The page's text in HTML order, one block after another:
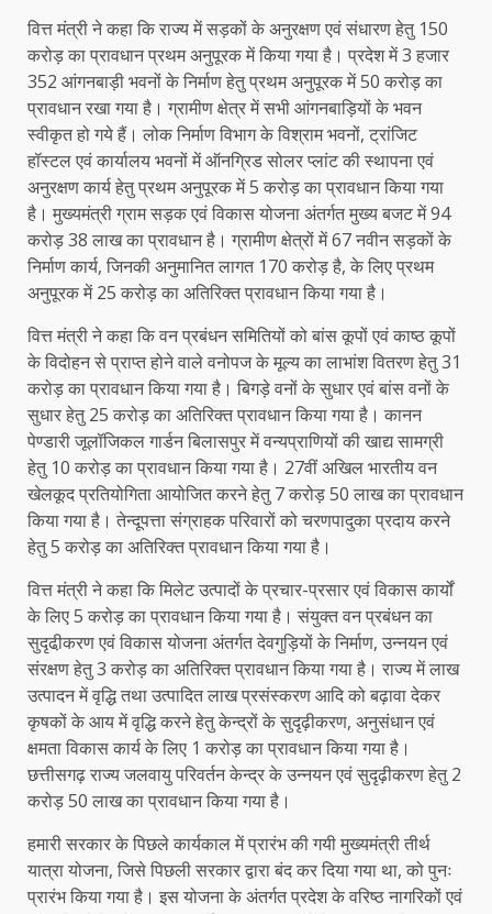
वित्त मंत्री ने कहा कि राज्य में सड़कों के अनुरक्षण एवं संधारण हेतु 150
करोड़ का प्रावधान प्रथम अनुपूरक में किया गया है। प्रदेश में 3 हजार
352 आंगनबाड़ी भवनों के निर्माण हेतु प्रथम अनुपूरक में 50 करोड़ का
प्रावधान रखा गया है। ग्रामीण क्षेत्र में सभी आंगनबाड़ियों के भवन
स्वीकृत हो गये हैं। लोक निर्माण विभाग के विश्राम भवनों, ट्रांजिट
हॉस्टल एवं कार्यालय भवनों में ऑनग्रिड सोलर प्लांट की स्थापना एवं
अनुरक्षण कार्य हेतु प्रथम अनुपूरक में 5 करोड़ का प्रावधान किया गया
है। मुख्यमंत्री ग्राम सड़क एवं विकास योजना अंतर्गत मुख्य बजट में 94
करोड़ 38 लाख का प्रावधान है। ग्रामीण क्षेत्रों में 67 नवीन सड़कों के
निर्माण कार्य, जिनकी अनुमानित लागत 170 करोड़ है, के लिए प्रथम
अनुपूरक में 25 करोड़ का अतिरिक्त प्रावधान किया गया है।
वित्त मंत्री ने कहा कि वन प्रबंधन समितियों को बांस कूपों एवं काष्ठ कूपों
के विदोहन से प्राप्त होने वाले वनोपज के मूल्य का लाभांश वितरण हेतु 31
करोड़ का प्रावधान किया गया है। बिगड़े वनों के सुधार एवं बांस वनों के
सुधार हेतु 25 करोड़ का अतिरिक्त प्रावधान किया गया है। कानन
पेण्डारी जूलॉजिकल गार्डन बिलासपुर में वन्यप्राणियों की खाद्य सामग्री
हेतु 10 करोड़ का प्रावधान किया गया है। 27वीं अखिल भारतीय वन
खेलकूद प्रतियोगिता आयोजित करने हेतु 7 करोड़ 50 लाख का प्रावधान
किया गया है। तेन्दूपत्ता संग्राहक परिवारों को चरणपादुका प्रदाय करने
हेतु 5 करोड़ का अतिरिक्त प्रावधान किया गया है।
वित्त मंत्री ने कहा कि मिलेट उत्पादों के प्रचार-प्रसार एवं विकास कार्यों
के लिए 5 करोड़ का प्रावधान किया गया है। संयुक्त वन प्रबंधन का
सुदृढी़करण एवं विकास योजना अंतर्गत देवगुड़ियों के निर्माण, उन्नयन एवं
संरक्षण हेतु 3 करोड़ का अतिरिक्त प्रावधान किया गया है। राज्य में लाख
उत्पादन में वृद्धि तथा उत्पादित लाख प्रसंस्करण आदि को बढ़ावा देकर
कृषकों के आय में वृद्धि करने हेतु केन्द्रों के सुदृढ़ीकरण, अनुसंधान एवं
क्षमता विकास कार्य के लिए 1 करोड़ का प्रावधान किया गया है।
छत्तीसगढ़ राज्य जलवायु परिवर्तन केन्द्र के उन्नयन एवं सुदृढ़ीकरण हेतु 2
करोड़ 50 लाख का प्रावधान किया गया है।
हमारी सरकार के पिछले कार्यकाल में प्रारंभ की गयी मुख्यमंत्री तीर्थ
यात्रा योजना, जिसे पिछली सरकार द्वारा बंद कर दिया गया था, को पुनः
प्रारंभ किया गया है। इस योजना के अंतर्गत प्रदेश के वरिष्ठ नागरिकों एवं